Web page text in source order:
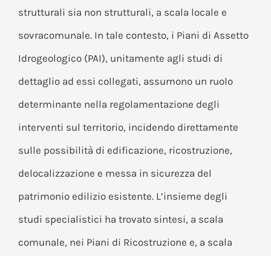
strutturali sia non strutturali, a scala locale e
sovracomunale. In tale contesto, i Piani di Assetto
Idrogeologico (PAI), unitamente agli studi di
dettaglio ad essi collegati, assumono un ruolo
determinante nella regolamentazione degli
interventi sul territorio, incidendo direttamente
sulle possibilità di edificazione, ricostruzione,
delocalizzazione e messa in sicurezza del
patrimonio edilizio esistente. L’insieme degli
studi specialistici ha trovato sintesi, a scala
comunale, nei Piani di Ricostruzione e, a scala